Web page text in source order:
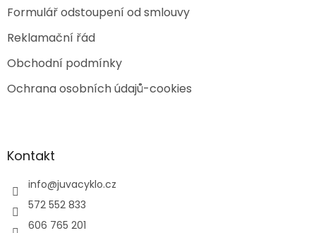
Formulář odstoupení od smlouvy
Reklamační řád
Obchodní podmínky
Ochrana osobních údajů-cookies
Kontakt
info@juvacyklo.cz
572 552 833
606 765 201